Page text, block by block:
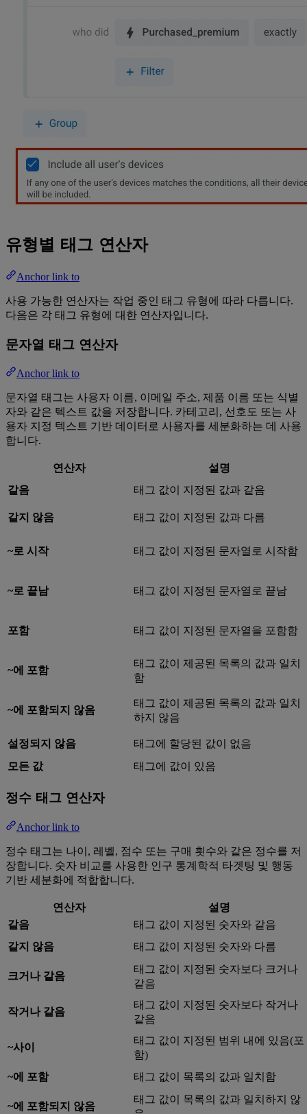
유형별 태그 연산자
Anchor link to
사용 가능한 연산자는 작업 중인 태그 유형에 따라 다릅니다.
다음은 각 태그 유형에 대한 연산자입니다.
문자열 태그 연산자
Anchor link to
문자열 태그는 사용자 이름, 이메일 주소, 제품 이름 또는 식별
자와 같은 텍스트 값을 저장합니다. 카테고리, 선호도 또는 사
용자 지정 텍스트 기반 데이터로 사용자를 세분화하는 데 사용
합니다.
연산자
설명
같음
태그 값이 지정된 값과 같음
같지 않음 태그 값이 지정된 값과 다름
~로 시작 태그 값이 지정된 문자열로 시작함
~로 끝남 태그 값이 지정된 문자열로 끝남
포함 태그 값이 지정된 문자열을 포함함
~에 포함
태그 값이 제공된 목록의 값과 일치
함
~에 포함되지 않음
태그 값이 제공된 목록의 값과 일치
하지 않음
설정되지 않음
태그에 할당된 값이 없음
모든 값
태그에 값이 있음
정수 태그 연산자
Anchor link to
정수 태그는 나이, 레벨, 점수 또는 구매 횟수와 같은 정수를 저
장합니다. 숫자 비교를 사용한 인구 통계학적 타겟팅 및 행동
기반 세분화에 적합합니다.
연산자
설명
같음
태그 값이 지정된 숫자와 같음
같지 않음
태그 값이 지정된 숫자와 다름
크거나 같음
태그 값이 지정된 숫자보다 크거나
같음
작거나 같음
태그 값이 지정된 숫자보다 작거나
같음
~사이
태그 값이 지정된 범위 내에 있음(포
함)
~에 포함
태그 값이 목록의 값과 일치함
~에 포함되지 않음
태그 값이 목록의 값과 일치하지 않